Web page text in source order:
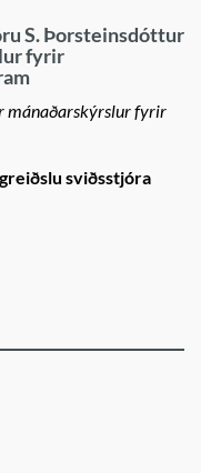
S. Þorsteinsdóttur
fyrir
mánaðarskýrslur fyrir
sviðsstjóra